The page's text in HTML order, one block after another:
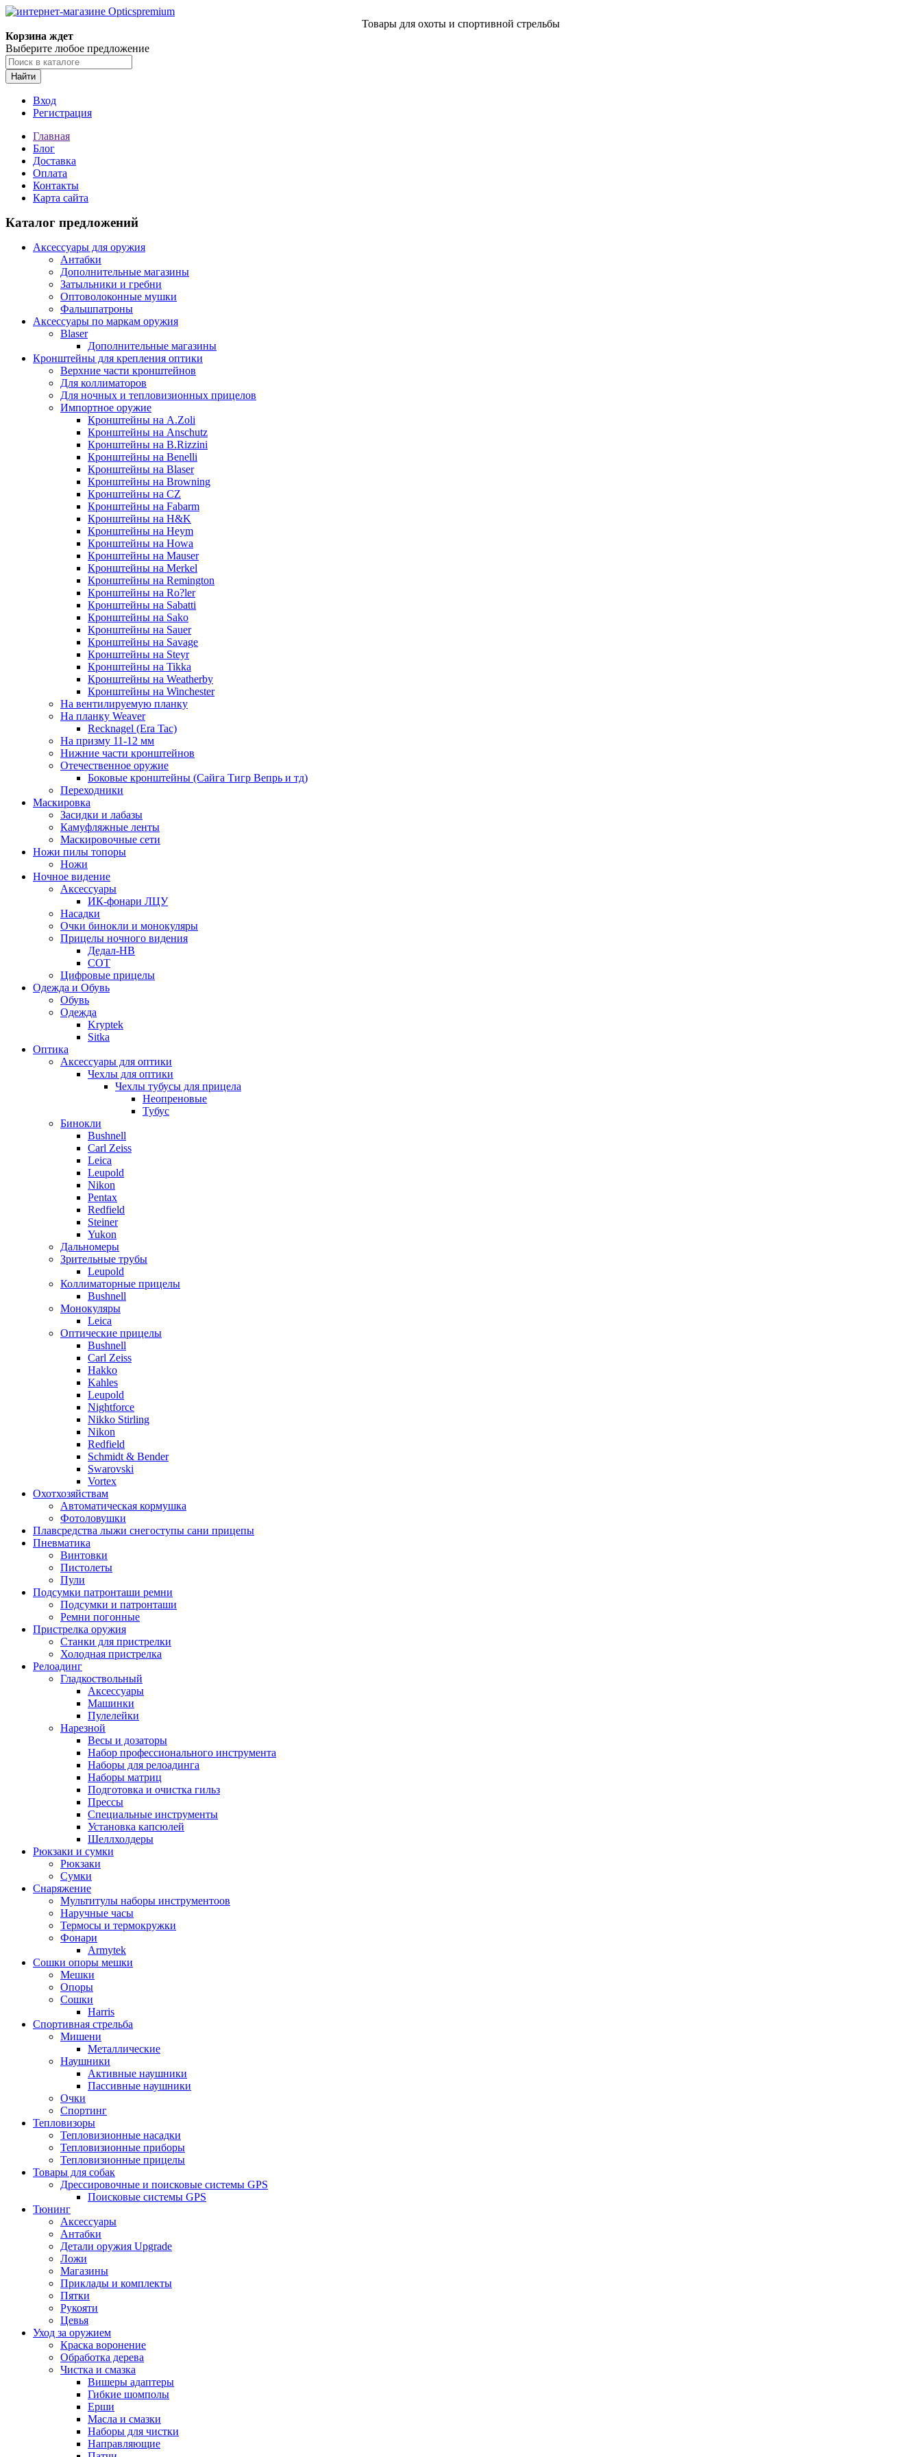
Товары для охоты и спортивной стрельбы
Корзина ждет
Выберите любое предложение
Найти
Вход
Регистрация
Главная
Блог
Доставка
Оплата
Контакты
Карта сайта
Каталог предложений
Аксессуары для оружия
Антабки
Дополнительные магазины
Затыльники и гребни
Оптоволоконные мушки
Фальшпатроны
Аксессуары по маркам оружия
Blaser
Дополнительные магазины
Кронштейны для крепления оптики
Верхние части кронштейнов
Для коллиматоров
Для ночных и тепловизионных прицелов
Импортное оружие
Кронштейны на A.Zoli
Кронштейны на Anschutz
Кронштейны на B.Rizzini
Кронштейны на Benelli
Кронштейны на Blaser
Кронштейны на Browning
Кронштейны на CZ
Кронштейны на Fabarm
Кронштейны на H&K
Кронштейны на Heym
Кронштейны на Howa
Кронштейны на Mauser
Кронштейны на Merkel
Кронштейны на Remington
Кронштейны на Ro?ler
Кронштейны на Sabatti
Кронштейны на Sako
Кронштейны на Sauer
Кронштейны на Savage
Кронштейны на Steyr
Кронштейны на Tikka
Кронштейны на Weatherby
Кронштейны на Winchester
На вентилируемую планку
На планку Weaver
Recknagel (Era Tac)
На призму 11-12 мм
Нижние части кронштейнов
Отечественное оружие
Боковые кронштейны (Сайга Тигр Вепрь и тд)
Переходники
Маскировка
Засидки и лабазы
Камуфляжные ленты
Маскировочные сети
Ножи пилы топоры
Ножи
Ночное видение
Аксессуары
ИК-фонари ЛЦУ
Насадки
Очки бинокли и монокуляры
Прицелы ночного видения
Дедал-НВ
СОТ
Цифровые прицелы
Одежда и Обувь
Обувь
Одежда
Kryptek
Sitka
Оптика
Аксессуары для оптики
Чехлы для оптики
Чехлы тубусы для прицела
Неопреновые
Тубус
Бинокли
Bushnell
Carl Zeiss
Leica
Leupold
Nikon
Pentax
Redfield
Steiner
Yukon
Дальномеры
Зрительные трубы
Leupold
Коллиматорные прицелы
Bushnell
Монокуляры
Leica
Оптические прицелы
Bushnell
Carl Zeiss
Hakko
Kahles
Leupold
Nightforce
Nikko Stirling
Nikon
Redfield
Schmidt & Bender
Swarovski
Vortex
Охотхозяйствам
Автоматическая кормушка
Фотоловушки
Плавсредства лыжи снегоступы сани прицепы
Пневматика
Винтовки
Пистолеты
Пули
Подсумки патронташи ремни
Подсумки и патронташи
Ремни погонные
Пристрелка оружия
Станки для пристрелки
Холодная пристрелка
Релоадинг
Гладкоствольный
Аксессуары
Машинки
Пулелейки
Нарезной
Весы и дозаторы
Набор профессионального инструмента
Наборы для релоадинга
Наборы матриц
Подготовка и очистка гильз
Прессы
Специальные инструменты
Установка капсюлей
Шеллхолдеры
Рюкзаки и сумки
Рюкзаки
Сумки
Снаряжение
Мультитулы наборы инструментоов
Наручные часы
Термосы и термокружки
Фонари
Armytek
Сошки опоры мешки
Мешки
Опоры
Сошки
Harris
Спортивная стрельба
Мишени
Металлические
Наушники
Активные наушники
Пассивные наушники
Очки
Спортинг
Тепловизоры
Тепловизионные насадки
Тепловизионные приборы
Тепловизионные прицелы
Товары для собак
Дрессировочные и поисковые системы GPS
Поисковые системы GPS
Тюнинг
Аксессуары
Антабки
Детали оружия Upgrade
Ложи
Магазины
Приклады и комплекты
Пятки
Рукояти
Цевья
Уход за оружием
Краска воронение
Обработка дерева
Чистка и смазка
Вишеры адаптеры
Гибкие шомполы
Ерши
Масла и смазки
Наборы для чистки
Направляющие